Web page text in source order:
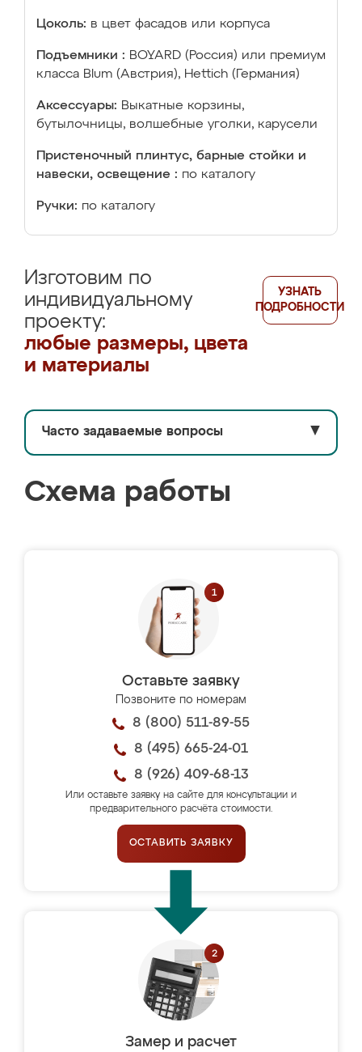
Цоколь: в цвет фасадов или корпуса
Подъемники : BOYARD (Россия) или премиум
класса Blum (Австрия), Hettich (Германия)
Аксессуары: Выкатные корзины,
бутылочницы, волшебные уголки, карусели
Пристеночный плинтус, барные стойки и
навески, освещение : по каталогу
Ручки: по каталогу
Изготовим по
индивидуальному
проекту:
любые размеры, цвета
и материалы
УЗНАТЬ
ПОДРОБНОСТИ
Часто задаваемые вопросы ▼
Схема работы
Оставьте заявку
Позвоните по номерам
8 (800) 511-89-55
8 (495) 665-24-01
8 (926) 409-68-13
Или оставьте заявку на сайте для консультации и
предварительного расчёта стоимости.
ОСТАВИТЬ ЗАЯВКУ
Замер и расчет